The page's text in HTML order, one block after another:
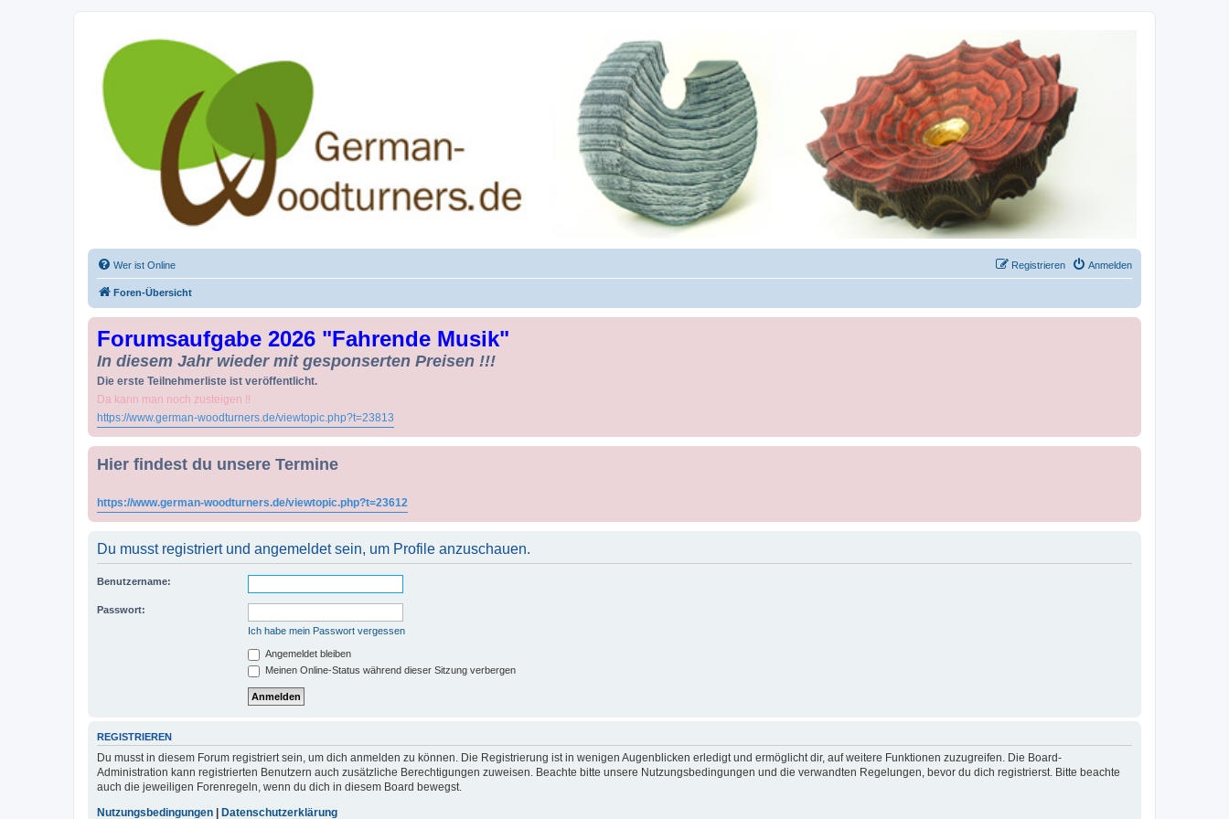
Drechseln und Kunsthandwerk - German-Woodturners *Forum Sauerland*
Der Treffpunkt für Drechsler und Freunde des Kunsthandwerks
Wer ist Online Anmelden
Registrieren
Foren-Übersicht
Forumsaufgabe 2026 "Fahrende Musik"
In diesem Jahr wieder mit gesponserten Preisen !!!
Die erste Teilnehmerliste ist veröffentlicht.
Da kann man noch zusteigen !!
https://www.german-woodturners.de/viewtopic.php?t=23813
Hier findest du unsere Termine
https://www.german-woodturners.de/viewtopic.php?t=23612
Du musst registriert und angemeldet sein, um Profile anzuschauen.
Benutzername:
Passwort:
Ich habe mein Passwort vergessen
Angemeldet bleiben
Meinen Online-Status während dieser Sitzung verbergen
REGISTRIEREN
Du musst in diesem Forum registriert sein, um dich anmelden zu können. Die Registrierung ist in wenigen Augenblicken erledigt und ermöglicht dir, auf weitere Funktionen zuzugreifen. Die Board-
Administration kann registrierten Benutzern auch zusätzliche Berechtigungen zuweisen. Beachte bitte unsere Nutzungsbedingungen und die verwandten Regelungen, bevor du dich registrierst. Bitte beachte
auch die jeweiligen Forenregeln, wenn du dich in diesem Board bewegst.
Nutzungsbedingungen
Datenschutzerklärung